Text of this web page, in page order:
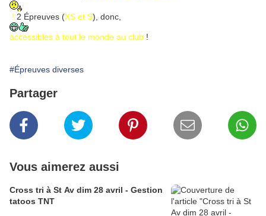
! 2 Épreuves (XS et S), donc,
accessibles à tout le monde au club !
#Épreuves diverses
Partager
Vous aimerez aussi
Cross tri à St Av dim 28 avril - Gestion
tatoos TNT